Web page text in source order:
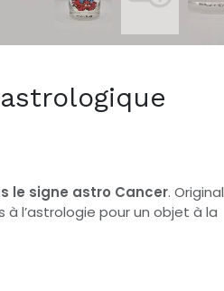
le signe astro Cancer. Original
à l’astrologie pour un objet à la